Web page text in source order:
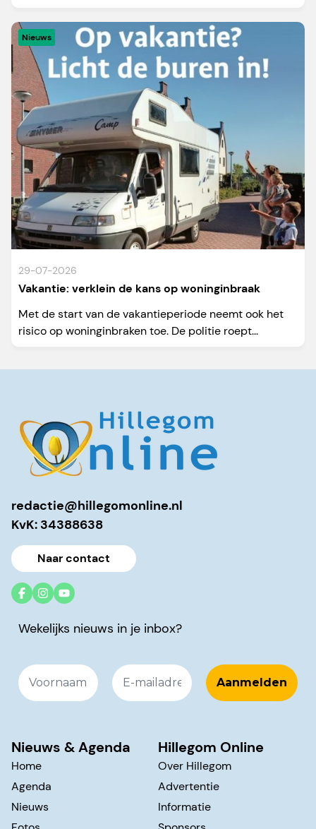
Nieuws
29-07-2026
Vakantie: verklein de kans op woninginbraak
Met de start van de vakantieperiode neemt ook het
risico op woninginbraken toe. De politie roept...
redactie@hillegomonline.nl
KvK: 34388638
Naar contact
Wekelijks nieuws in je inbox?
Nieuws & Agenda
Home
Agenda
Nieuws
Hillegom Online
Over Hillegom
Advertentie
Informatie